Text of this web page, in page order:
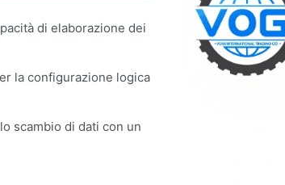
di elaborazione dei
la configurazione logica
scambio di dati con un